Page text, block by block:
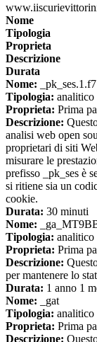
Nome
Tipologia
Proprieta
Descrizione
Durata
Nome:
Tipologia: analitico
Proprieta: Prima
Descrizione:
analisi web open
proprietari di siti
misurare le
prefisso _pk_ses è
si ritiene sia un
cookie.
Durata: 30 minuti
Nome:
Tipologia: analitico
Proprieta: Prima
Descrizione:
per mantenere lo
Durata: 1 anno 1
Nome: _gat
Tipologia: analitico
Proprieta: Prima
Descrizione: